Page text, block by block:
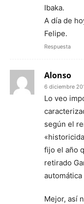
Ibaka.
A día de
Felipe.
Respuesta
Alonso
6 diciembre
Lo veo
según el
fijo el año
retirado
Mejor, así